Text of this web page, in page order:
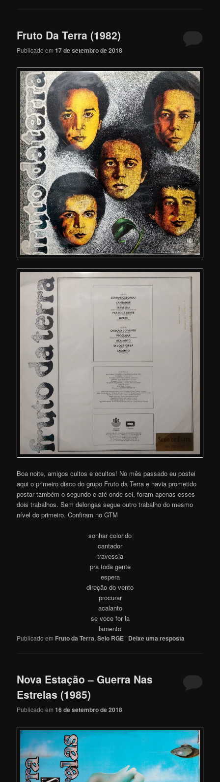
Fruto Da Terra (1982)
Publicado em17 de setembro de 2018
Boa noite, amigos cultos e ocultos! No mês passado eu postei
aqui o primeiro disco do grupo Fruto da Terra e havia prometido
postar também o segundo e até onde sei, foram apenas esses
dois trabalhos. Sem delongas segue outro trabalho do mesmo
nível do primeiro. Confiram no GTM
sonhar colorido
cantador
travessia
pra toda gente
espera
direção do vento
procurar
acalanto
se voce for la
lamento
Publicado em Fruto da Terra,Selo RGE | Deixe uma resposta
Nova Estação – Guerra Nas
Estrelas (1985)
Publicado em16 de setembro de 2018